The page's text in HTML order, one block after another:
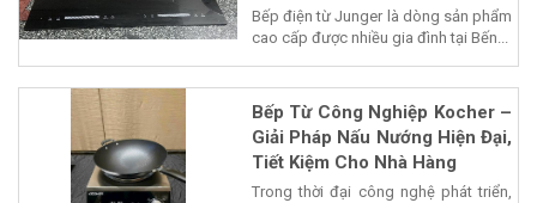
Bếp điện từ Junger là dòng sản phẩm
cao cấp được nhiều gia đình tại Bến...
Bếp Từ Công Nghiệp Kocher –
Giải Pháp Nấu Nướng Hiện Đại,
Tiết Kiệm Cho Nhà Hàng
Trong thời đại công nghệ phát triển,